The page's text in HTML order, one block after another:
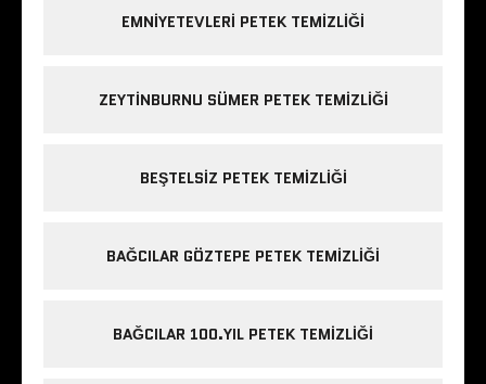
EMNIYETEVLERI PETEK TEMIZLIĞI
ZEYTINBURNU SÜMER PETEK TEMIZLIĞI
BEŞTELSIZ PETEK TEMIZLIĞI
BAĞCILAR GÖZTEPE PETEK TEMIZLIĞI
BAĞCILAR 100.YIL PETEK TEMIZLIĞI